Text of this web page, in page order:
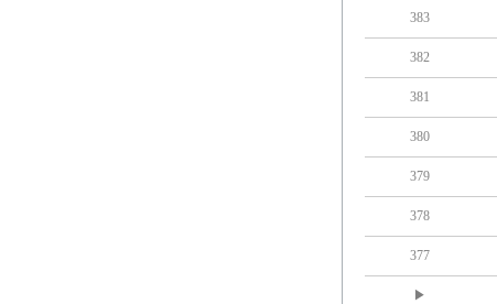
383
382
381
380
379
378
377
▶